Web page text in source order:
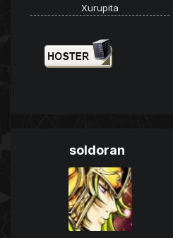
Xurupita
soldoran